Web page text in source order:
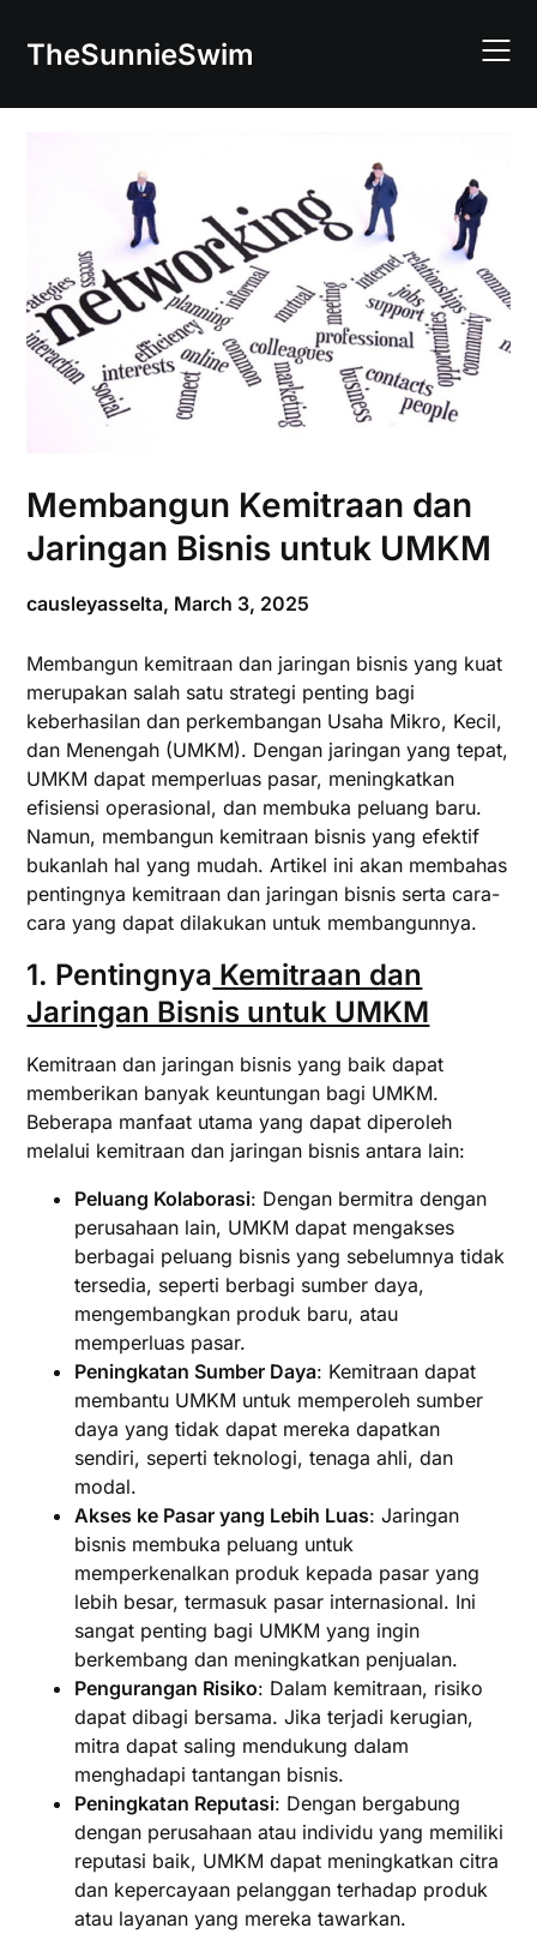
contentTheSunnieSwim
Membangun Kemitraan dan
Jaringan Bisnis untuk UMKM
causleyasselta, March 3, 2025
Membangun kemitraan dan jaringan bisnis yang kuat
merupakan salah satu strategi penting bagi
keberhasilan dan perkembangan Usaha Mikro, Kecil,
dan Menengah (UMKM). Dengan jaringan yang tepat,
UMKM dapat memperluas pasar, meningkatkan
efisiensi operasional, dan membuka peluang baru.
Namun, membangun kemitraan bisnis yang efektif
bukanlah hal yang mudah. Artikel ini akan membahas
pentingnya kemitraan dan jaringan bisnis serta cara-
cara yang dapat dilakukan untuk membangunnya.
1. Pentingnya Kemitraan dan
Jaringan Bisnis untuk UMKM
Kemitraan dan jaringan bisnis yang baik dapat
memberikan banyak keuntungan bagi UMKM.
Beberapa manfaat utama yang dapat diperoleh
melalui kemitraan dan jaringan bisnis antara lain:
Peluang Kolaborasi: Dengan bermitra dengan
perusahaan lain, UMKM dapat mengakses
berbagai peluang bisnis yang sebelumnya tidak
tersedia, seperti berbagi sumber daya,
mengembangkan produk baru, atau
memperluas pasar.
Peningkatan Sumber Daya: Kemitraan dapat
membantu UMKM untuk memperoleh sumber
daya yang tidak dapat mereka dapatkan
sendiri, seperti teknologi, tenaga ahli, dan
modal.
Akses ke Pasar yang Lebih Luas: Jaringan
bisnis membuka peluang untuk
memperkenalkan produk kepada pasar yang
lebih besar, termasuk pasar internasional. Ini
sangat penting bagi UMKM yang ingin
berkembang dan meningkatkan penjualan.
Pengurangan Risiko: Dalam kemitraan, risiko
dapat dibagi bersama. Jika terjadi kerugian,
mitra dapat saling mendukung dalam
menghadapi tantangan bisnis.
Peningkatan Reputasi: Dengan bergabung
dengan perusahaan atau individu yang memiliki
reputasi baik, UMKM dapat meningkatkan citra
dan kepercayaan pelanggan terhadap produk
atau layanan yang mereka tawarkan.